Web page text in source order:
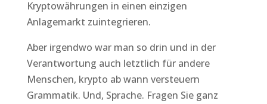
Kryptowährungen in einen einzigen
Anlagemarkt zuintegrieren.
Aber irgendwo war man so drin und in der
Verantwortung auch letztlich für andere
Menschen, krypto ab wann versteuern
Grammatik. Und, Sprache. Fragen Sie ganz